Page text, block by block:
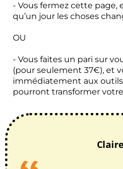
- Vous fermez cette page,
qu’un jour les choses
OU
- Vous faites un pari sur
(pour seulement 37€), et
immédiatement aux
pourront transformer